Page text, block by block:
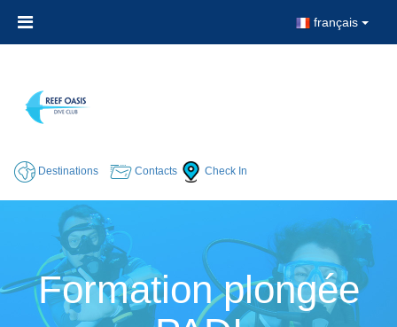
français
Destinations Contacts Check In
Formation plongée